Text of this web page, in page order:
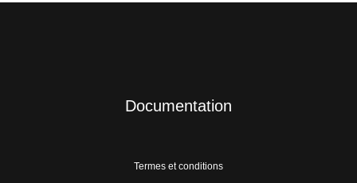
Documentation
Termes et conditions